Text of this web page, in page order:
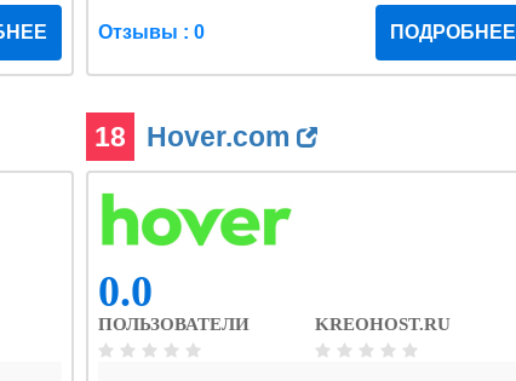
Отзывы : 0 ПОДРОБНЕЕ
18 Hover.com
0.0
ПОЛЬЗОВАТЕЛИ KREOHOST.RU